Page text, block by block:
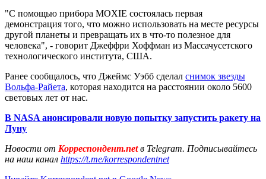
"С помощью прибора MOXIE состоялась первая
демонстрация того, что можно использовать на месте ресурсы
другой планеты и превращать их в что-то полезное для
человека", - говорит Джеффри Хоффман из Массачусетского
технологического института, США.
Ранее сообщалось, что Джеймс Уэбб сделал снимок звезды
Вольфа-Райета, которая находится на расстоянии около 5600
световых лет от нас.
В NASA анонсировали новую попытку запустить ракету на
Луну
Новости от Корреспондент.netв Telegram. Подписывайтесь
на наш канал https://t.me/korrespondentnet